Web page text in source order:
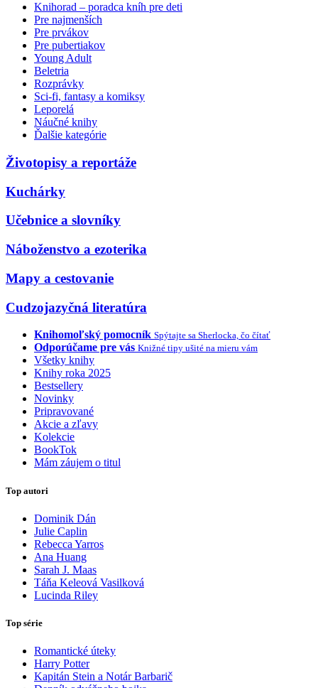
Knihorad – poradca kníh pre deti
Pre najmenších
Pre prvákov
Pre pubertiakov
Young Adult
Beletria
Rozprávky
Sci-fi, fantasy a komiksy
Leporelá
Náučné knihy
Ďalšie kategórie
Životopisy a reportáže
Kuchárky
Učebnice a slovníky
Náboženstvo a ezoterika
Mapy a cestovanie
Cudzojazyčná literatúra
Knihomoľský pomocník Spýtajte sa Sherlocka, čo čítať
Odporúčame pre vás Knižné tipy ušité na mieru vám
Všetky knihy
Knihy roka 2025
Bestsellery
Novinky
Pripravované
Akcie a zľavy
Kolekcie
BookTok
Mám záujem o titul
Top autori
Dominik Dán
Julie Caplin
Rebecca Yarros
Ana Huang
Sarah J. Maas
Táňa Keleová Vasilková
Lucinda Riley
Top série
Romantické úteky
Harry Potter
Kapitán Stein a Notár Barbarič